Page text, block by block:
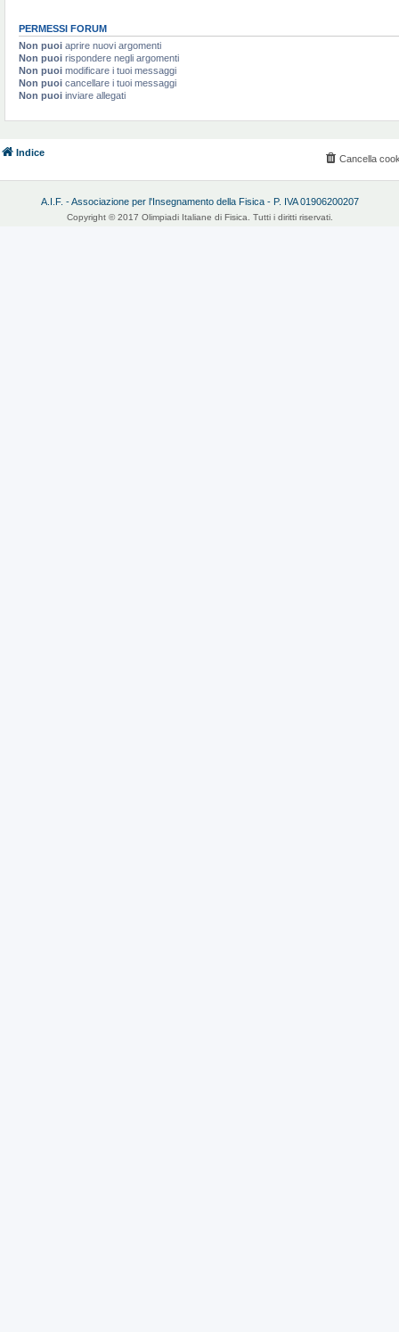
PERMESSI FORUM
Non puoi aprire nuovi argomenti
Non puoi rispondere negli argomenti
Non puoi modificare i tuoi messaggi
Non puoi cancellare i tuoi messaggi
Non puoi inviare allegati
Indice
Cancella
A.I.F. - Associazione per l'Insegnamento della Fisica - P. IVA 01906200207
Copyright © 2017 Olimpiadi Italiane di Fisica. Tutti i diritti riservati.